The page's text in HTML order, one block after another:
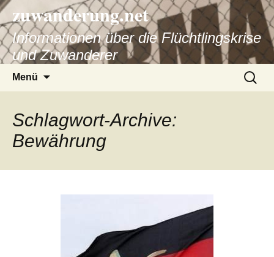
zuwanderung.net
Informationen über die Flüchtlingskrise
und Zuwanderer
Menü
Suche
nach:
Schlagwort-Archive:
Bewährung